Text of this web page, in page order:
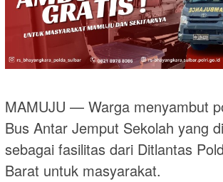
MAMUJU — Warga menyambut
Bus Antar Jemput Sekolah yang
sebagai fasilitas dari Ditlantas
Barat untuk masyarakat.